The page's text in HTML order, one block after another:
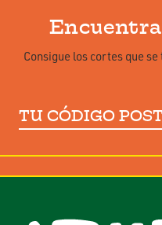
Consigue los cortes que
Tu
código